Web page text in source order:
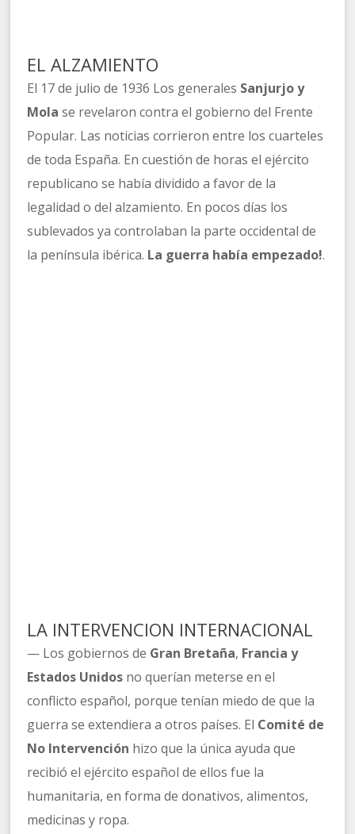
EL ALZAMIENTO
El 17 de julio de 1936 Los generales Sanjurjo y
Molase revelaron contra el gobierno del Frente
Popular. Las noticias corrieron entre los cuarteles
de toda España. En cuestión de horas el ejército
republicano se había dividido a favor de la
legalidad o del alzamiento. En pocos días los
sublevados ya controlaban la parte occidental de
la península ibérica. La guerra había empezado!.
LA INTERVENCION INTERNACIONAL
— Los gobiernos de Gran Bretaña, Francia y
Estados Unidos no querían meterse en el
conflicto español, porque tenían miedo de que la
guerra se extendiera a otros países. El Comité de
No Intervención hizo que la única ayuda que
recibió el ejército español de ellos fue la
humanitaria, en forma de donativos, alimentos,
medicinas y ropa.